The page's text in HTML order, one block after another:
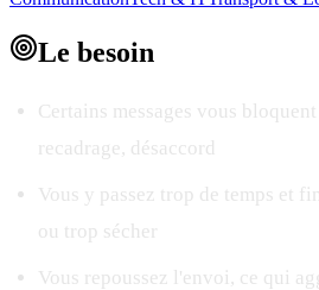
Le besoin
Certains messages vous bloquent
recadrage, désaccord
Vous y passez trop de temps et
ou trop sécher
Vous repoussez l'envoi, ce qui